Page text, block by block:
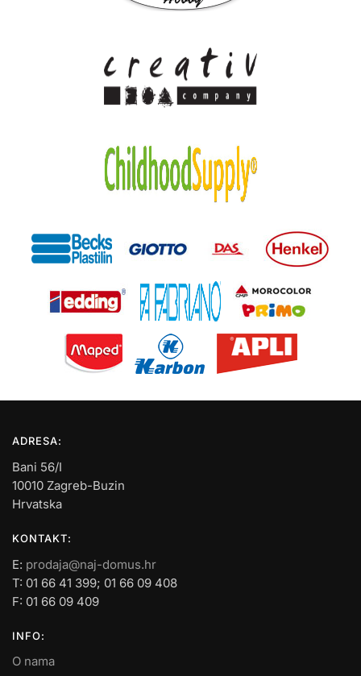
ADRESA:
Bani 56/I
10010 Zagreb-Buzin
Hrvatska
KONTAKT:
E: prodaja@naj-domus.hr
T: 01 66 41 399; 01 66 09 408
F: 01 66 09 409
INFO:
O nama